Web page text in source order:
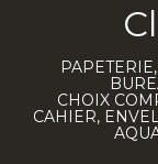
CHOIX
CAHIER,